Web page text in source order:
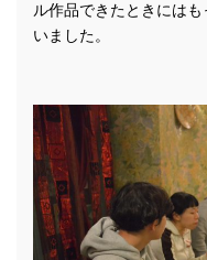
ル作品できたときには
いました。